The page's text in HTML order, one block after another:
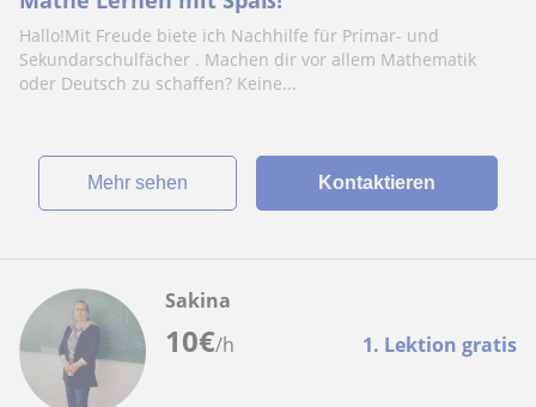
Hallo!Mit Freude biete ich Nachhilfe für Primar- und
Sekundarschulfächer . Machen dir vor allem Mathematik
oder Deutsch zu schaffen? Keine...
Mehr sehen Kontaktieren
10€/h 1. Lektion gratis
Sakina